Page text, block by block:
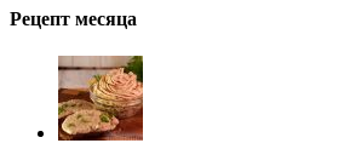
Рецепт месяца